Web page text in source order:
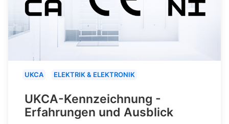
UKCA ELEKTRIK & ELEKTRONIK
UKCA-Kennzeichnung -
Erfahrungen und Ausblick